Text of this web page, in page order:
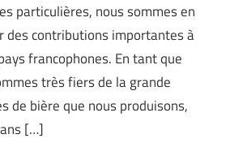
particulières, nous sommes en
des contributions importantes à
francophones. En tant que
très fiers de la grande
de bière que nous produisons,
[…]